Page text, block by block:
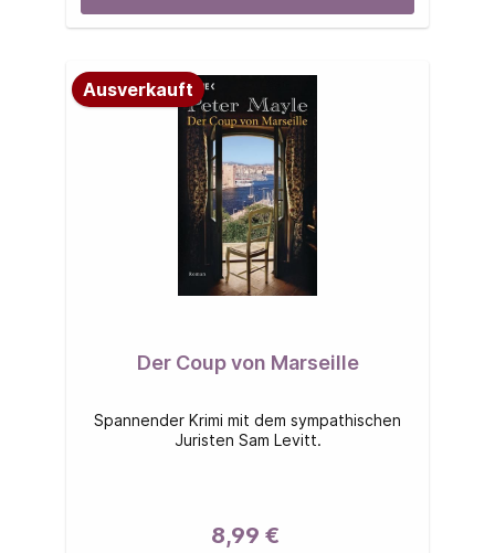
Ausverkauft
Der Coup von Marseille
Spannender Krimi mit dem sympathischen
Juristen Sam Levitt.
8,99 €